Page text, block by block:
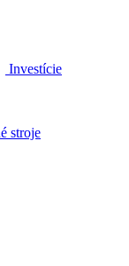
Investície
stroje